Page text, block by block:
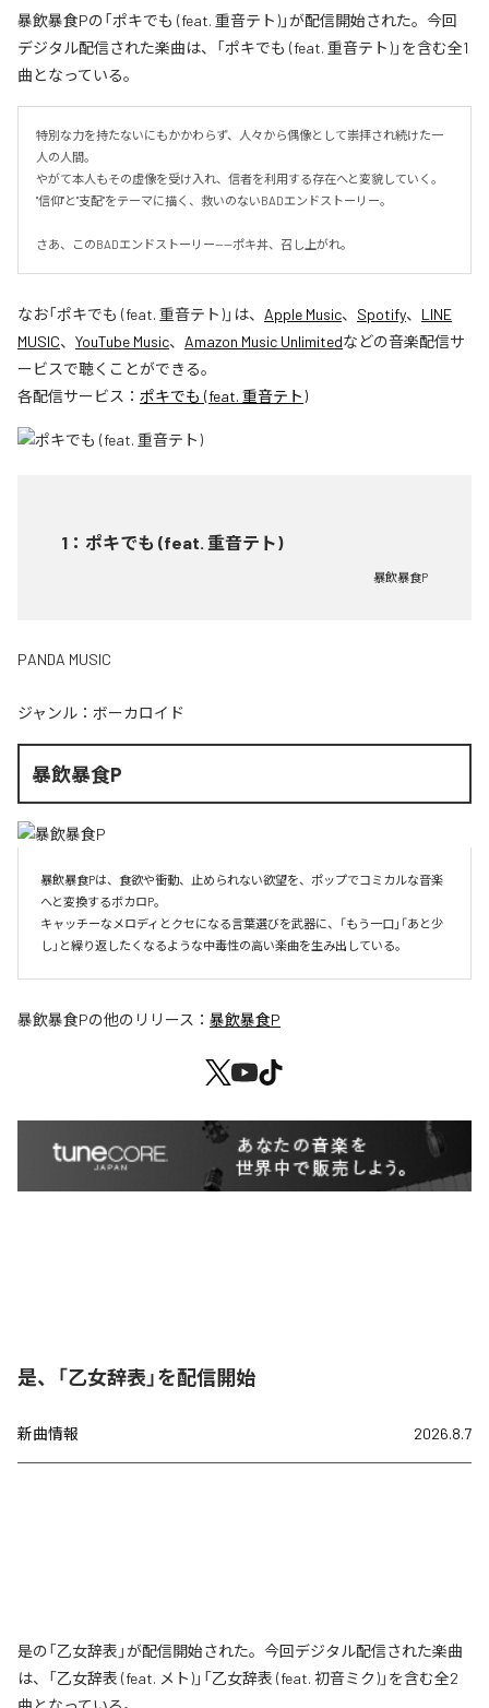
暴飲暴食Pの「ポキでも (feat. 重音テト)」が配信開始された。今回
デジタル配信された楽曲は、「ポキでも (feat. 重音テト)」を含む全1
曲となっている。
特別な力を持たないにもかかわらず、人々から偶像として崇拝され続けた一
人の人間。
やがて本人もその虚像を受け入れ、信者を利用する存在へと変貌していく。
"信仰"と"支配"をテーマに描く、救いのないBADエンドストーリー。
さあ、このBADエンドストーリー——ポキ丼、召し上がれ。
なお「ポキでも (feat. 重音テト)」は、 Apple Music、 Spotify、 LINE
MUSIC、 YouTube Music、 Amazon Music Unlimitedなどの音楽配信サ
ービスで聴くことができる。
各配信サービス： ポキでも (feat. 重音テト)
1 ： ポキでも (feat. 重音テト)
暴飲暴食P
PANDA MUSIC
ジャンル： ボーカロイド
暴飲暴食P
暴飲暴食Pは、食欲や衝動、止められない欲望を、ポップでコミカルな音楽
へと変換するボカロP。
キャッチーなメロディとクセになる言葉選びを武器に、「もう一口」「あと少
し」と繰り返したくなるような中毒性の高い楽曲を生み出している。
暴飲暴食Pの他のリリース： 暴飲暴食P
是、「乙女辞表」を配信開始
新曲情報 2026.8.7
是の「乙女辞表」が配信開始された。今回デジタル配信された楽曲
は、「乙女辞表 (feat. メト)」「乙女辞表 (feat. 初音ミク)」を含む全2